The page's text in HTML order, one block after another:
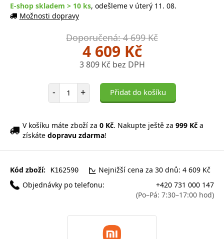
E-shop skladem > 10 ks, odešleme v úterý 11. 08.
Možnosti dopravy
Doporučená: 4 699 Kč
4 609 Kč
3 809 Kč bez DPH
- Počet položek
+ Přidat do košíku
V košíku máte zboží za 0 Kč. Nakupte ještě za 999 Kč a
získáte dopravu zdarma!
Kód zboží: K162590
Nejnižší cena za 30 dnů: 4 609 Kč
Objednávky po telefonu:
+420 731 000 147
(Po–Pá: 7:30–17:00 hod)